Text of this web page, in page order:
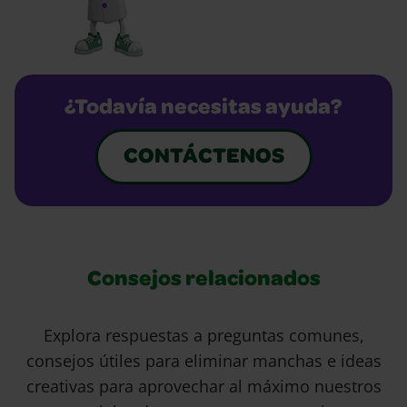
¿Todavía necesitas ayuda?
CONTÁCTENOS
Consejos relacionados
Explora respuestas a preguntas comunes,
consejos útiles para eliminar manchas e ideas
creativas para aprovechar al máximo nuestros